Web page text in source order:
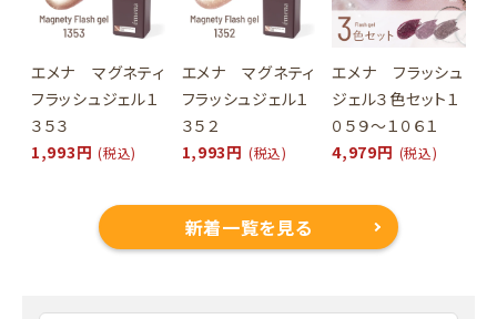
エメナ マグネティ
フラッシュジェル１
３５３
1,993円 (税込)
エメナ マグネティ
フラッシュジェル１
３５２
1,993円 (税込)
エメナ フラッシュ
ジェル３色セット１
０５９～１０６１
4,979円 (税込)
新着一覧を見る